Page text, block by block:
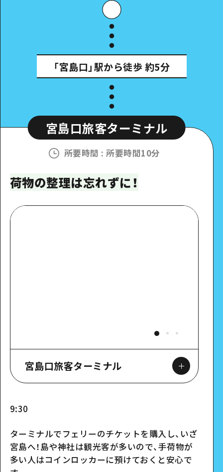
「宮島口」駅から徒歩 約5分
宮島口旅客ターミナル
所要時間 :所要時間10分
荷物の整理は忘れずに！
宮島口旅客ターミナル
Google Maps
スポット詳細
9:30
ターミナルでフェリーのチケットを購入し、いざ
宮島へ！島や神社は観光客が多いので、手荷物が
多い人はコインロッカーに預けておくと安心で